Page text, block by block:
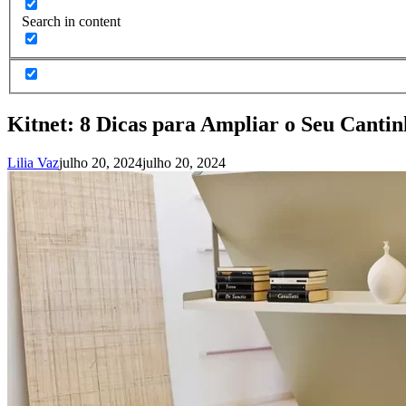
Search in content
Kitnet: 8 Dicas para Ampliar o Seu
Lilia Vazjulho 20, 2024julho 20, 2024